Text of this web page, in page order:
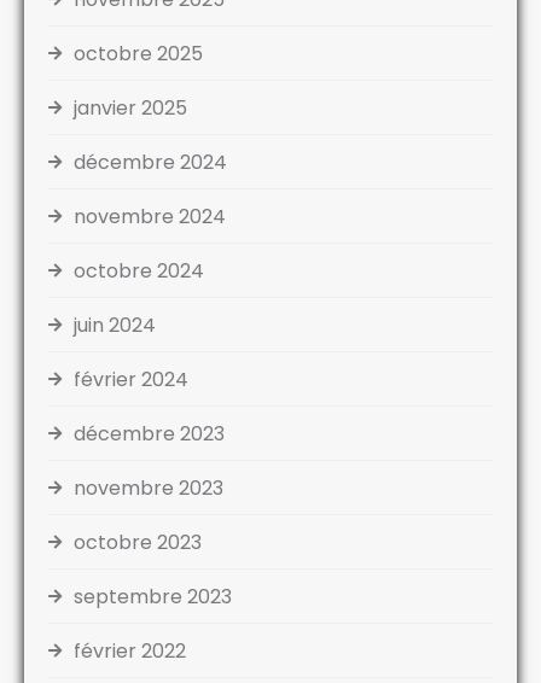
octobre 2025
janvier 2025
décembre 2024
novembre 2024
octobre 2024
juin 2024
février 2024
décembre 2023
novembre 2023
octobre 2023
septembre 2023
février 2022